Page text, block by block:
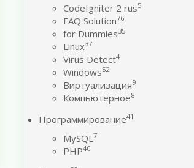
CodeIgniter 2 rus5
FAQ Solution76
for Dummies35
Linux37
Virus Detect4
Windows52
Виртуализация9
Компьютерное8
Программирование41
MySQL7
PHP40